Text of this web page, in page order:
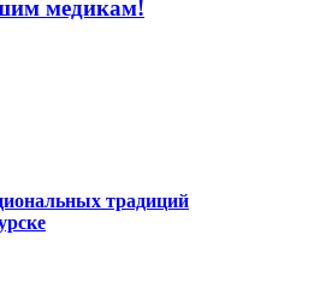
медикам!
традиций